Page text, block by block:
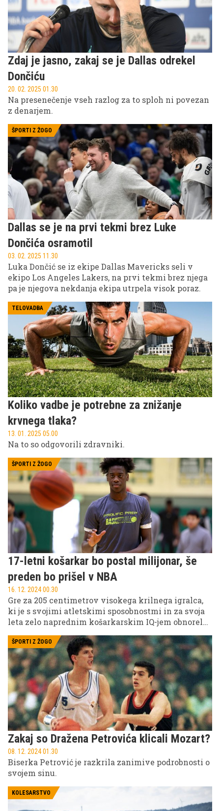
Zdaj je jasno, zakaj se je Dallas odrekel
Dončiću
20. 02. 2025 01.30
Na presenečenje vseh razlog za to sploh ni povezan
z denarjem.
ŠPORTI Z ŽOGO
Dallas se je na prvi tekmi brez Luke
Dončića osramotil
03. 02. 2025 11.30
Luka Dončić se iz ekipe Dallas Mavericks seli v
ekipo Los Angeles Lakers, na prvi tekmi brez njega
pa je njegova nekdanja ekipa utrpela visok poraz.
TELOVADBA
Koliko vadbe je potrebne za znižanje
krvnega tlaka?
13. 01. 2025 05.00
Na to so odgovorili zdravniki.
ŠPORTI Z ŽOGO
17-letni košarkar bo postal milijonar, še
preden bo prišel v NBA
16. 12. 2024 00.30
Gre za 205 centimetrov visokega krilnega igralca,
ki je s svojimi atletskimi sposobnostmi in za svoja
leta zelo naprednim košarkarskim IQ-jem obnorel
košarkarske skavte v Ameriki.
ŠPORTI Z ŽOGO
Zakaj so Dražena Petrovića klicali Mozart?
08. 12. 2024 01.30
Biserka Petrović je razkrila zanimive podrobnosti o
svojem sinu.
KOLESARSTVO